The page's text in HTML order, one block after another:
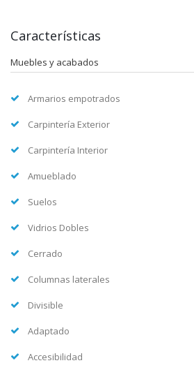
Características
Muebles y acabados
Armarios empotrados
Carpintería Exterior
Carpintería Interior
Amueblado
Suelos
Vidrios Dobles
Cerrado
Columnas laterales
Divisible
Adaptado
Accesibilidad